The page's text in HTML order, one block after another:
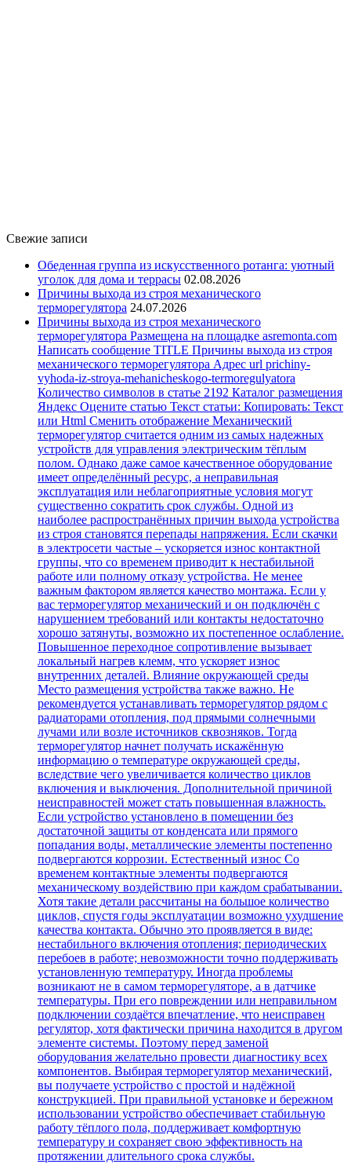
Свежие записи
Обеденная группа из искусственного ротанга: уютный
уголок для дома и террасы 02.08.2026
Причины выхода из строя механического
терморегулятора 24.07.2026
Причины выхода из строя механического
терморегулятора Размещена на площадке asremonta.com
Написать сообщение TITLE Причины выхода из строя
механического терморегулятора Адрес url prichiny-
vyhoda-iz-stroya-mehanicheskogo-termoregulyatora
Количество символов в статье 2192 Каталог размещения
Яндекс Оцените статью Текст статьи: Копировать: Текст
или Html Cменить отображение Механический
терморегулятор считается одним из самых надежных
устройств для управления электрическим тёплым
полом. Однако даже самое качественное оборудование
имеет определённый ресурс, а неправильная
эксплуатация или неблагоприятные условия могут
существенно сократить срок службы. Одной из
наиболее распространённых причин выхода устройства
из строя становятся перепады напряжения. Если скачки
в электросети частые – ускоряется износ контактной
группы, что со временем приводит к нестабильной
работе или полному отказу устройства. Не менее
важным фактором является качество монтажа. Если у
вас терморегулятор механический и он подключён с
нарушением требований или контакты недостаточно
хорошо затянуты, возможно их постепенное ослабление.
Повышенное переходное сопротивление вызывает
локальный нагрев клемм, что ускоряет износ
внутренних деталей. Влияние окружающей среды
Место размещения устройства также важно. Не
рекомендуется устанавливать терморегулятор рядом с
радиаторами отопления, под прямыми солнечными
лучами или возле источников сквозняков. Тогда
терморегулятор начнет получать искажённую
информацию о температуре окружающей среды,
вследствие чего увеличивается количество циклов
включения и выключения. Дополнительной причиной
неисправностей может стать повышенная влажность.
Если устройство установлено в помещении без
достаточной защиты от конденсата или прямого
попадания воды, металлические элементы постепенно
подвергаются коррозии. Естественный износ Со
временем контактные элементы подвергаются
механическому воздействию при каждом срабатывании.
Хотя такие детали рассчитаны на большое количество
циклов, спустя годы эксплуатации возможно ухудшение
качества контакта. Обычно это проявляется в виде:
нестабильного включения отопления; периодических
перебоев в работе; невозможности точно поддерживать
установленную температуру. Иногда проблемы
возникают не в самом терморегуляторе, а в датчике
температуры. При его повреждении или неправильном
подключении создаётся впечатление, что неисправен
регулятор, хотя фактически причина находится в другом
элементе системы. Поэтому перед заменой
оборудования желательно провести диагностику всех
компонентов. Выбирая терморегулятор механический,
вы получаете устройство с простой и надёжной
конструкцией. При правильной установке и бережном
использовании устройство обеспечивает стабильную
работу тёплого пола, поддерживает комфортную
температуру и сохраняет свою эффективность на
протяжении длительного срока службы.